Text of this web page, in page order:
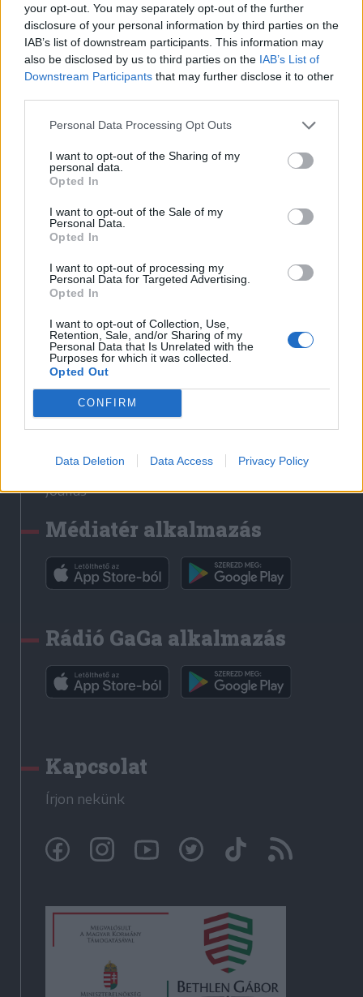
your opt-out. You may separately opt-out of the further
disclosure of your personal information by third parties on the
IAB’s list of downstream participants. This information may
also be disclosed by us to third parties on the IAB’s List of
Downstream Participants that may further disclose it to other
Personal Data Processing Opt Outs
I want to opt-out of the Sharing of my
personal data.
Opted In
I want to opt-out of the Sale of my
Personal Data.
Opted In
I want to opt-out of processing my
Personal Data for Targeted Advertising.
Opted In
I want to opt-out of Collection, Use,
Retention, Sale, and/or Sharing of my
Personal Data that Is Unrelated with the
Purposes for which it was collected.
Opted Out
CONFIRM
Data Deletion Data Access Privacy Policy
Szerzői jogok
Adatvédelmi tájékoztató
Cookie-kezelési tájékoztató
Hozzászólási szabályzat
Nyomtatott lapjaink archívuma
Székely Hírmondó archívuma
Sütibeállítások
Médiatér
Liget
Krónika
Bihari Napló
Erdélyi Napló
Főtér
Rádió GaGa
Jóállás
Médiatér alkalmazás
Rádió GaGa alkalmazás
Kapcsolat
Írjon nekünk